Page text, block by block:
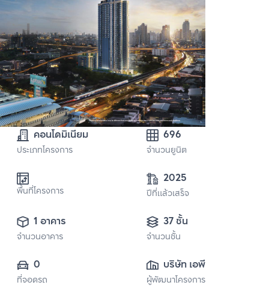
คอนโดมิเนียม
ประเภทโครงการ
696
จำนวนยูนิต
พื้นที่โครงการ
2025
ปีที่แล้วเสร็จ
1 อาคาร
จำนวนอาคาร
37 ชั้น
จำนวนชั้น
0
ที่จอดรถ
บริษัท เอพี เอ็มอี 18
จำกัด
ผู้พัฒนาโครงการ